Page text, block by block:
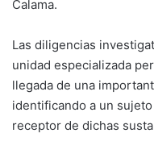
Calama.
Las diligencias
unidad especializada
llegada de una
identificando a un
receptor de dichas